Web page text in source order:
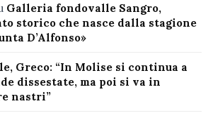
Galleria fondovalle Sangro,
storico che nasce dalla stagione
D’Alfonso»
Greco: “In Molise si continua a
dissestate, ma poi si va in
nastri”